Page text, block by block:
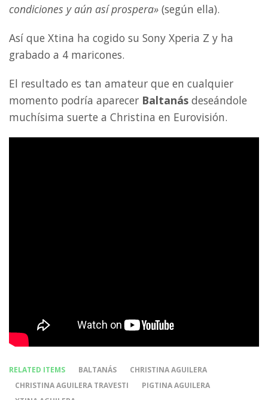
condiciones y aún así prospera» (según ella).
Así que Xtina ha cogido su Sony Xperia Z y ha
grabado a 4 maricones.
El resultado es tan amateur que en cualquier
momento podría aparecer Baltanás deseándole
muchísima suerte a Christina en Eurovisión.
RELATED ITEMS BALTANÁS
CHRISTINA AGUILERA
CHRISTINA AGUILERA TRAVESTI
PIGTINA AGUILERA